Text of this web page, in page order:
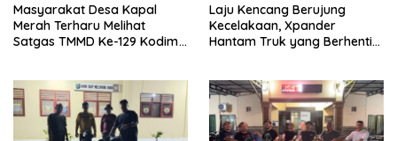
Masyarakat Desa Kapal
Merah Terharu Melihat
Satgas TMMD Ke-129 Kodim
Mushollah Al Maghribi
Laju Kencang Berujung
Kecelakaan, Xpander
Hantam Truk yang Berhenti